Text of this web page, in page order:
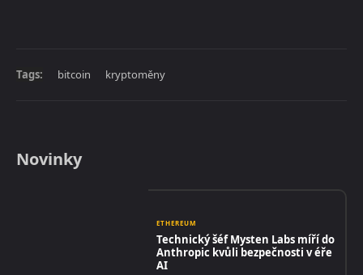
Tags: bitcoin kryptoměny
Novinky
ETHEREUM
Technický šéf Mysten Labs míří do
Anthropic kvůli bezpečnosti v éře
AI